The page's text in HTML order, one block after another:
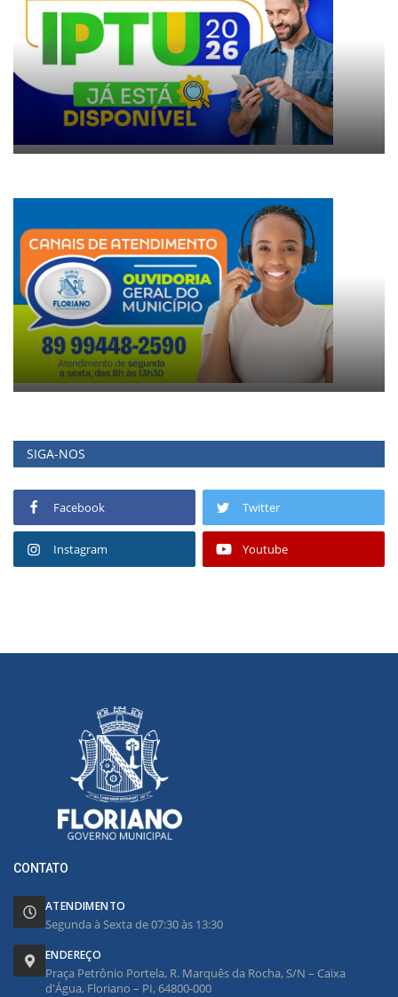
SIGA-NOS
Facebook Twitter
Instagram Youtube
CONTATO
ATENDIMENTO
Segunda à Sexta de 07:30 às 13:30
ENDEREÇO
Praça Petrônio Portela, R. Marquês da Rocha, S/N – Caixa
d'Água, Floriano – PI, 64800-000